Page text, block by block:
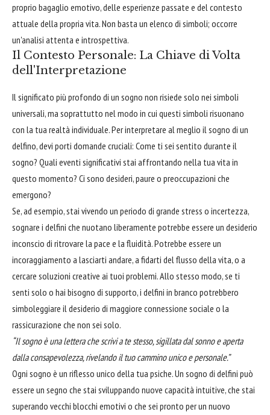
proprio bagaglio emotivo, delle esperienze passate e del contesto
attuale della propria vita. Non basta un elenco di simboli; occorre
un'analisi attenta e introspettiva.
Il Contesto Personale: La Chiave di Volta
dell'Interpretazione
Il significato più profondo di un sogno non risiede solo nei simboli
universali, ma soprattutto nel modo in cui questi simboli risuonano
con la tua realtà individuale. Per interpretare al meglio il sogno di un
delfino, devi porti domande cruciali: Come ti sei sentito durante il
sogno? Quali eventi significativi stai affrontando nella tua vita in
questo momento? Ci sono desideri, paure o preoccupazioni che
emergono?
Se, ad esempio, stai vivendo un periodo di grande stress o incertezza,
sognare i delfini che nuotano liberamente potrebbe essere un desiderio
inconscio di ritrovare la pace e la fluidità. Potrebbe essere un
incoraggiamento a lasciarti andare, a fidarti del flusso della vita, o a
cercare soluzioni creative ai tuoi problemi. Allo stesso modo, se ti
senti solo o hai bisogno di supporto, i delfini in branco potrebbero
simboleggiare il desiderio di maggiore connessione sociale o la
rassicurazione che non sei solo.
“Il sogno è una lettera che scrivi a te stesso, sigillata dal sonno e aperta
dalla consapevolezza, rivelando il tuo cammino unico e personale.”
Ogni sogno è un riflesso unico della tua psiche. Un sogno di delfini può
essere un segno che stai sviluppando nuove capacità intuitive, che stai
superando vecchi blocchi emotivi o che sei pronto per un nuovo